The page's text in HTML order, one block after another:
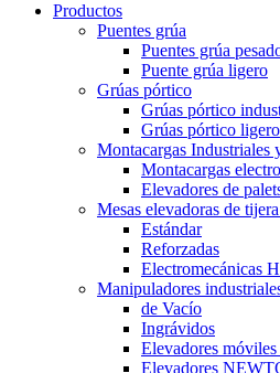
Productos
Puentes grúa
Puentes grúa
Puente grúa ligero
Grúas pórtico
Grúas pórtico
Grúas pórtico ligero
Montacargas Industriales
Montacargas
Elevadores de
Mesas elevadoras de
Estándar
Reforzadas
Electromecánicas
Manipuladores
de Vacío
Ingrávidos
Elevadores
Elevadores